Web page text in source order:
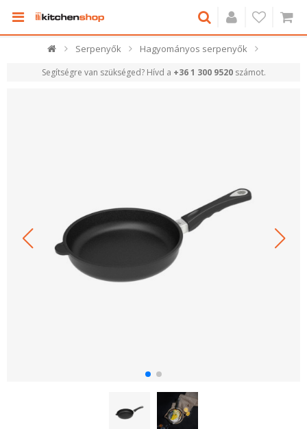
Serpenyők Hagyományos serpenyők
Segítségre van szükséged? Hívd a +36 1 300 9520számot.